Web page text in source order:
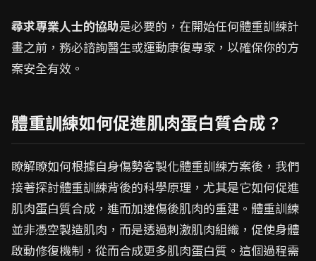
尋求專業人士的協助是必要的，在開始任何體重訓練計
畫之前，務必諮詢醫生或運動康復專家，以確保你的方
案安全有效。
體重訓練如何促進肌肉蛋白質合成？
瞭解瞭如何根據自身傷勢客製化體重訓練方案後，我們
接著探討體重訓練背後的科學原理，尤其是它如何促進
肌肉蛋白質合成，進而加速傷後肌肉的重建。體重訓練
並非憑空製造肌肉，而是透過刺激肌肉組織，促使身體
啟動修復機制，從而合成更多肌肉蛋白質。這個過程需